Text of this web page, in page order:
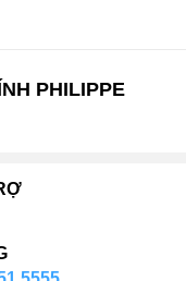
- Hà Nội
- Hà Nội
Hà Nội
PHILIPPE